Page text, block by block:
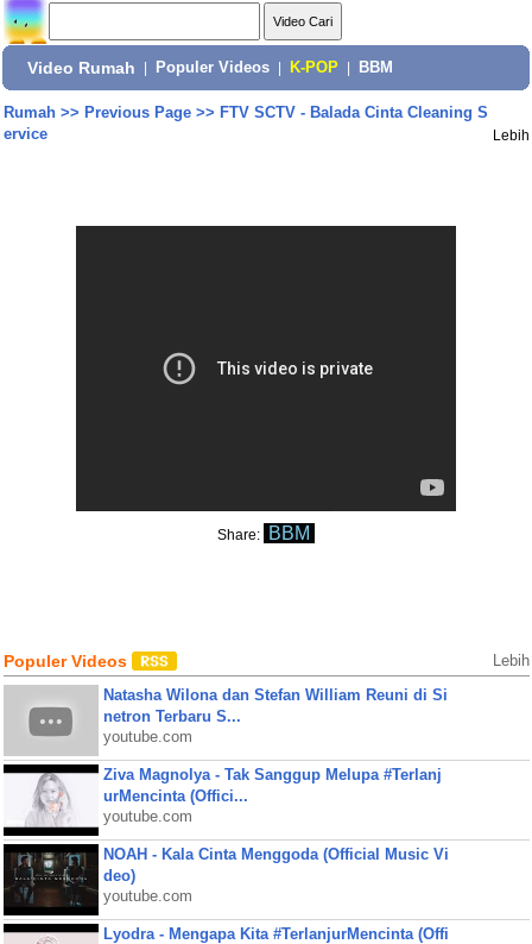
Video Rumah Populer Videos K-POP BBM
Rumah>> Previous Page>> FTV SCTV - Balada Cinta Cleaning S
ervice
Lebih
Share: BBM
Populer Videos Lebih
Natasha Wilona dan Stefan William Reuni di Si
netron Terbaru S...
youtube.com
Ziva Magnolya - Tak Sanggup Melupa #Terlanj
urMencinta (Offici...
youtube.com
NOAH - Kala Cinta Menggoda (Official Music Vi
deo)
youtube.com
Lyodra - Mengapa Kita #TerlanjurMencinta (Offi